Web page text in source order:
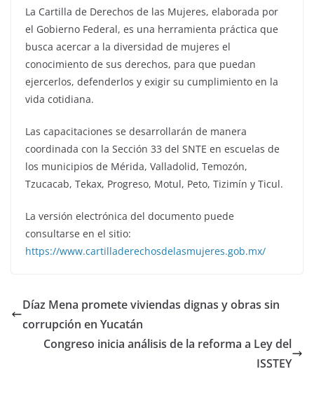
La Cartilla de Derechos de las Mujeres, elaborada por
el Gobierno Federal, es una herramienta práctica que
busca acercar a la diversidad de mujeres el
conocimiento de sus derechos, para que puedan
ejercerlos, defenderlos y exigir su cumplimiento en la
vida cotidiana.
Las capacitaciones se desarrollarán de manera
coordinada con la Sección 33 del SNTE en escuelas de
los municipios de Mérida, Valladolid, Temozón,
Tzucacab, Tekax, Progreso, Motul, Peto, Tizimín y Ticul.
La versión electrónica del documento puede
consultarse en el sitio:
https://www.cartilladerechosdelasmujeres.gob.mx/
Díaz Mena promete viviendas dignas y obras sin
corrupción en Yucatán
Congreso inicia análisis de la reforma a Ley del
ISSTEY